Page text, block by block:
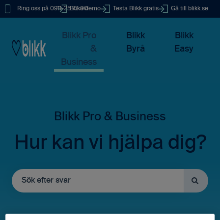
Ring oss på 0911-25 73 00
Boka demo Testa Blikk gratis Gå till blikk.se
Blikk Pro
&
Business
Blikk
Byrå
Blikk
Easy
Hur kan vi hjälpa dig?